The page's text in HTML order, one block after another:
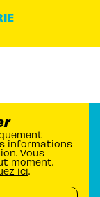
informations
Vous
moment.
ici.